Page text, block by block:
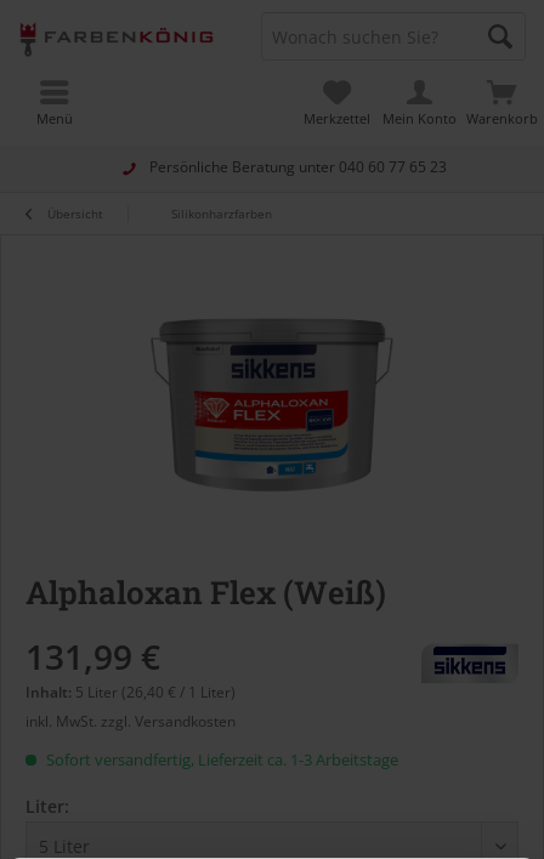
Persönliche Beratung unter 040 60 77 65 23
Warenkorb
Merkzettel Mein Konto
Menü
Übersicht Silikonharzfarben
Alphaloxan Flex (Weiß)
131,99 €
Inhalt: 5 Liter (26,40 € / 1 Liter)
inkl. MwSt. zzgl. Versandkosten
Sofort versandfertig, Lieferzeit ca. 1-3 Arbeitstage
Liter: